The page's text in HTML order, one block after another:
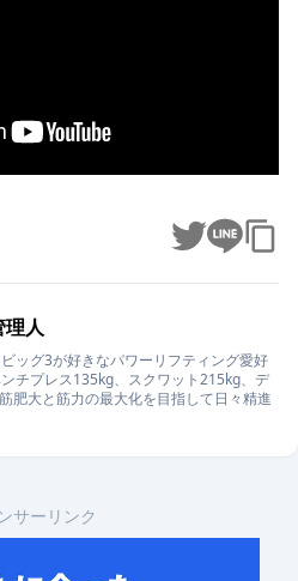
理人
ッグ3が好きなパワーリフティング愛好
チプレス135kg、スクワット215kg、デ
肥大と筋力の最大化を目指して日々精進
サーリンク